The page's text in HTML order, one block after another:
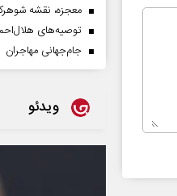
معجزه، نقشه
توصیه‌های
جام‌جهانی مهاجران
ویدئو